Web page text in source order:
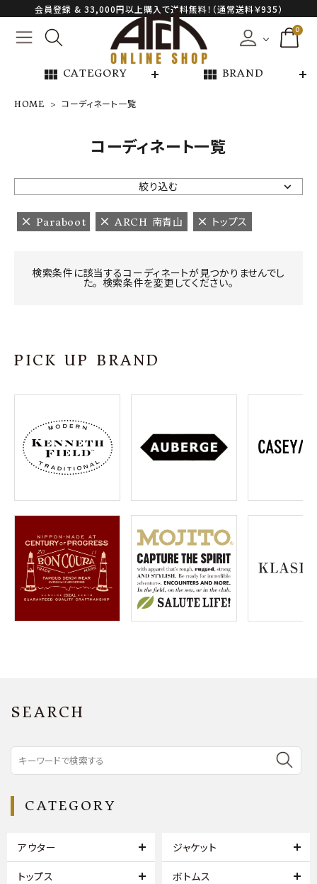
会員登録 & 33,000円以上購入で送料無料！（通常送料￥935）
0
view_module CATEGORY view_module BRAND
NEW ARRIVAL
ARCH EXCLUSIVE
BRAND
INFORMATION
ご利用ガイド
プライバシーポリシー
特定商取引法について
お問い合わせ
OFFICIAL WEB SITE
ACCOUNT MENU
ようこそ ゲスト 様
meeting_room ログイン 会員登録
HOME コーディネート一覧
コーディネート一覧
絞り込む
Paraboot ARCH 南青山 トップス
検索条件に該当するコーディネートが見つかりませんでし
た。 検索条件を変更してください。
PICK UP BRAND
SEARCH
CATEGORY
アウター ジャケット
トップス ボトムス